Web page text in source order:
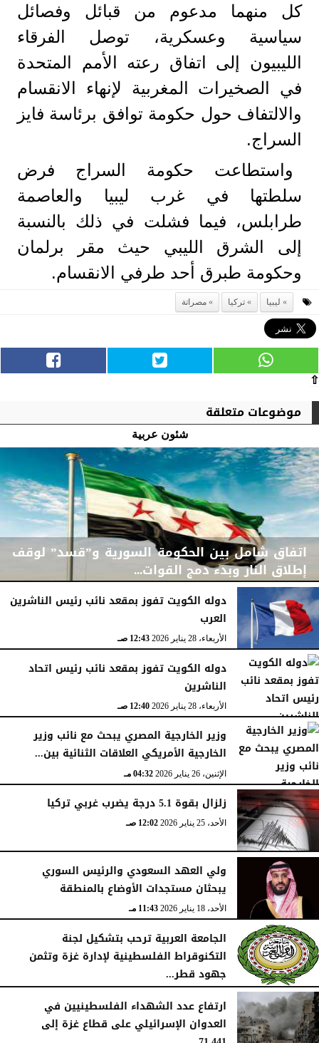
كل منهما مدعوم من قبائل وفصائل
سياسية وعسكرية، توصل الفرقاء
الليبيون إلى اتفاق رعته الأمم المتحدة
في الصخيرات المغربية لإنهاء الانقسام
والالتفاف حول حكومة توافق برئاسة فايز
السراج.
واستطاعت حكومة السراج فرض
سلطتها في غرب ليبيا والعاصمة
طرابلس، فيما فشلت في ذلك بالنسبة
إلى الشرق الليبي حيث مقر برلمان
وحكومة طبرق أحد طرفي الانقسام.
ليبيا تركيا مصراتة
⇧
موضوعات متعلقة
شئون عربية
اتفاق شامل بين الحكومة السورية و”قسد” لوقف
إطلاق النار وبدء دمج القوات...
الجمعة، 30 يناير 2026 06:08 مـ
دوله الكويت تفوز بمقعد نائب رئيس الناشرين
العرب
الأربعاء، 28 يناير 2026 12:43 صـ
دوله الكويت تفوز بمقعد نائب رئيس اتحاد
الناشرين
الأربعاء، 28 يناير 2026 12:40 صـ
وزير الخارجية المصري يبحث مع نائب وزير
الخارجية الأمريكي العلاقات الثنائية بين...
الإثنين، 26 يناير 2026 04:32 مـ
زلزال بقوة 5.1 درجة يضرب غربي تركيا
الأحد، 25 يناير 2026 12:02 صـ
ولي العهد السعودي والرئيس السوري
يبحثان مستجدات الأوضاع بالمنطقة
الأحد، 18 يناير 2026 11:43 مـ
الجامعة العربية ترحب بتشكيل لجنة
التكنوقراط الفلسطينية لإدارة غزة وتثمن
جهود قطر...
الجمعة، 16 يناير 2026 09:09 مـ
ارتفاع عدد الشهداء الفلسطينيين في
العدوان الإسرائيلي على قطاع غزة إلى